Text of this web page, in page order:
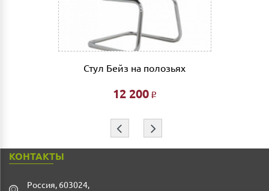
совершении заказа в интернет магазине и является
фиксированной- 3% от стоимости заказа.
Дата доставки, выгрузки и сборки обговаривается
индивидуально.
Ждем Вас в нашем салоне и желаем Вам приятных
⇦
Стул Бейз на полозьях
12 200 Р
⇨
КОНТАКТЫ
Россия, 603024,